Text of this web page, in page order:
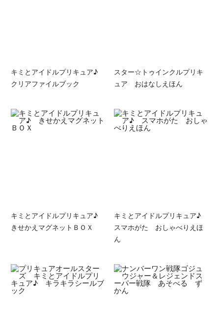
キミとアイドルプリキュア♪
クリアファイルブック
スター☆トゥインクルプリキ
ュア おはなしえほん
キミとアイドルプリキュア♪
きせかえマグネットＢＯＸ
キミとアイドルプリキュア♪
スマホがた おしゃべりえほ
ん